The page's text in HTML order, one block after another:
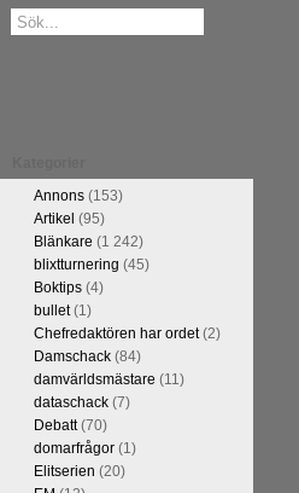
Annons(153)
Artikel (95)
Blänkare (1 242)
blixtturnering (45)
Boktips(4)
bullet(1)
Chefredaktören har ordet(2)
Damschack(84)
damvärldsmästare (11)
dataschack(7)
Debatt(70)
domarfrågor(1)
Elitserien (20)